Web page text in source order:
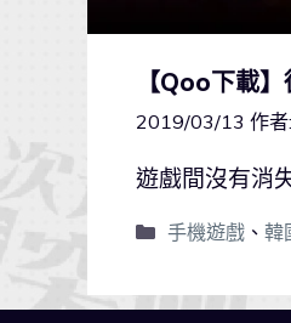
【Qoo下載
2019/03/13 作者:
遊戲間沒有消
手機遊戲、 韓